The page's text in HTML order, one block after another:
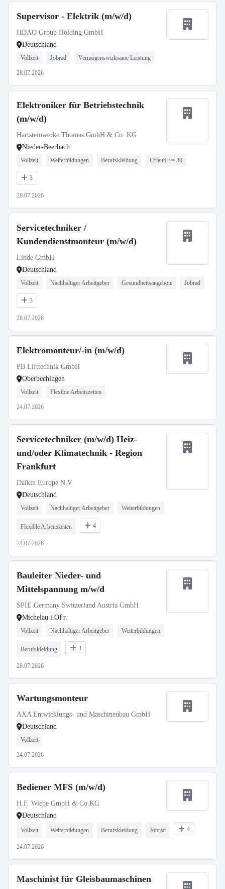
Supervisor - Elektrik (m/w/d)
HDAO Group Holding GmbH
Deutschland
Vollzeit Jobrad Vermögenswirksame Leistung
28.07.2026
Elektroniker für Betriebstechnik
(m/w/d)
Hartsteinwerke Thomas GmbH & Co. KG
Nieder-Beerbach
Vollzeit Weiterbildungen Berufskleidung Urlaub >= 30
3
28.07.2026
Servicetechniker /
Kundendienstmonteur (m/w/d)
Linde GmbH
Deutschland
Vollzeit Nachhaltiger Arbeitgeber Gesundheitsangebote Jobrad
3
28.07.2026
Elektromonteur/-in (m/w/d)
PB Lifttechnik GmbH
Oberbechingen
Vollzeit Flexible Arbeitszeiten
24.07.2026
Servicetechniker (m/w/d) Heiz-
und/oder Klimatechnik - Region
Frankfurt
Daikin Europe N.V.
Deutschland
Vollzeit Nachhaltiger Arbeitgeber Weiterbildungen
Flexible Arbeitszeiten 4
24.07.2026
Bauleiter Nieder- und
Mittelspannung m/w/d
SPIE Germany Switzerland Austria GmbH
Michelau i.OFr.
Vollzeit Nachhaltiger Arbeitgeber Weiterbildungen
Berufskleidung 3
28.07.2026
Wartungsmonteur
AXA Entwicklungs- und Maschinenbau GmbH
Deutschland
Vollzeit
24.07.2026
Bediener MFS (m/w/d)
H.F. Wiebe GmbH & Co.KG
Deutschland
Vollzeit Weiterbildungen Berufskleidung Jobrad 4
24.07.2026
Maschinist für Gleisbaumaschinen